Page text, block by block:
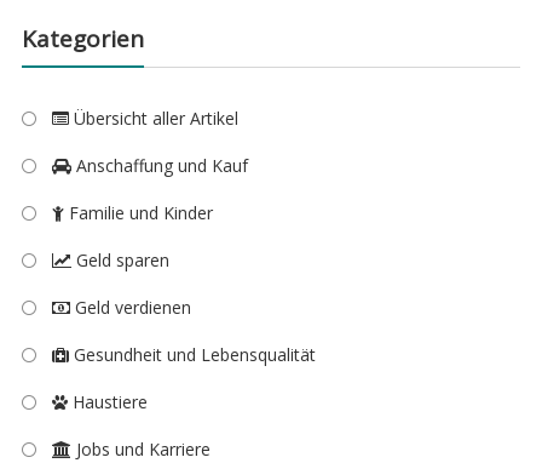
Kategorien
Übersicht aller Artikel
Anschaffung und Kauf
Familie und Kinder
Geld sparen
Geld verdienen
Gesundheit und Lebensqualität
Haustiere
Jobs und Karriere